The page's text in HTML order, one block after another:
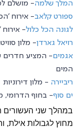
המלך שלמה- מושלם
ספורט קלאב- אירוח
לגונה הכל כלול- אירוח
רויאל גארדן- מלון
אגמים- המציע חדרים
המים
ריביירה - מלון דירוניות
ים סוף- בחוף הדרומי,
במהלך שני
מחוץ לגבולות אילת,